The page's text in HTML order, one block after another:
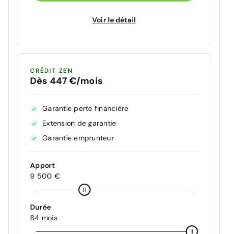
Voir le détail
CRÉDIT ZEN
Dès 447 €/mois
Garantie perte financière
Extension de garantie
Garantie emprunteur
Apport
9 500 €
Durée
84 mois